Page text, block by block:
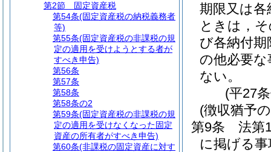
期限又は
ときは，
び各納付
の他必要
ない。
(平27
(徴収猶予
第9条
法第
に掲げる
第2節
固定資産税
第54条(固定資産税の納税義務者
等)
第55条(固定資産税の非課税の規
定の適用を受けようとする者が
すべき申告)
第56条
第57条
第58条
第58条の2
第59条(固定資産税の非課税の規
定の適用を受けなくなった固定
資産の所有者がすべき申告)
第60条(非課税の固定資産に対す